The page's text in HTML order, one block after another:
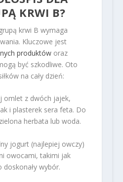
KRWI B?
krwi B wymaga
Kluczowe jest
produktóworaz
być szkodliwe. Oto
na cały dzień:
omlet z dwóch jajek,
i plasterek sera feta. Do
herbata lub woda.
jogurt (najlepiej owczy)
owocami, takimi jak
doskonały wybór.